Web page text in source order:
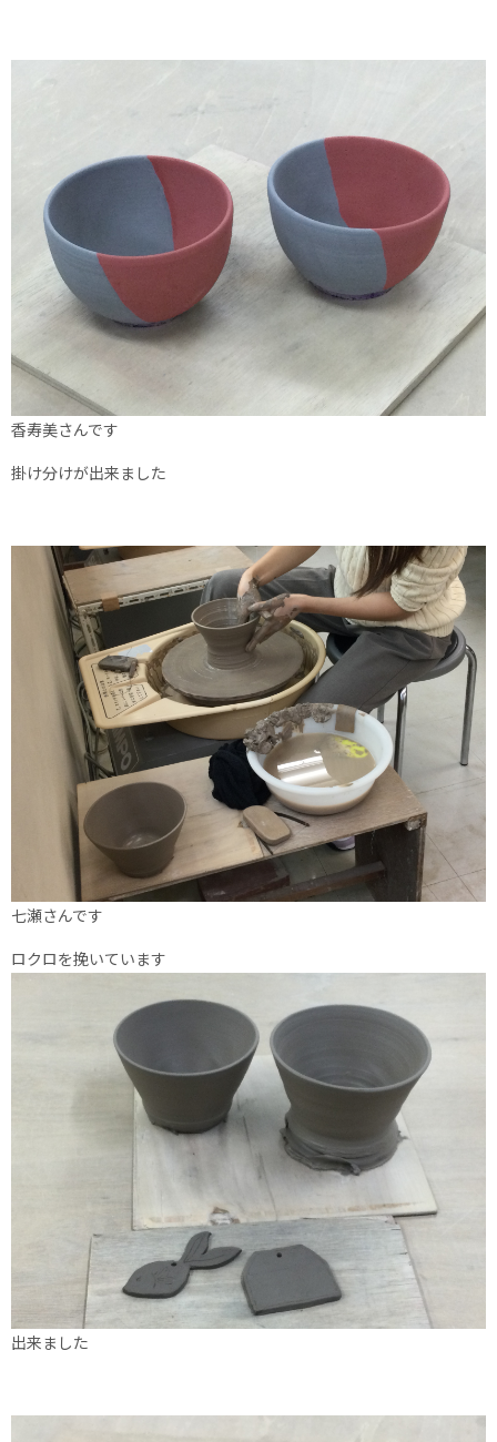
香寿美さんです
掛け分けが出来ました
七瀬さんです
ロクロを挽いています
出来ました